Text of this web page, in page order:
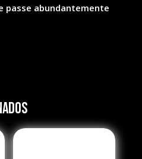
passe abundantemente